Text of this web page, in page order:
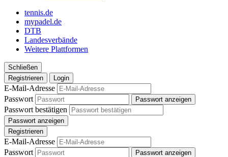
tennis.de
mypadel.de
DTB
Landesverbände
Weitere Plattformen
Schließen
Registrieren
Login
E-Mail-Adresse
Passwort
Passwort anzeigen
Passwort bestätigen
Passwort anzeigen
Registrieren
E-Mail-Adresse
Passwort
Passwort anzeigen